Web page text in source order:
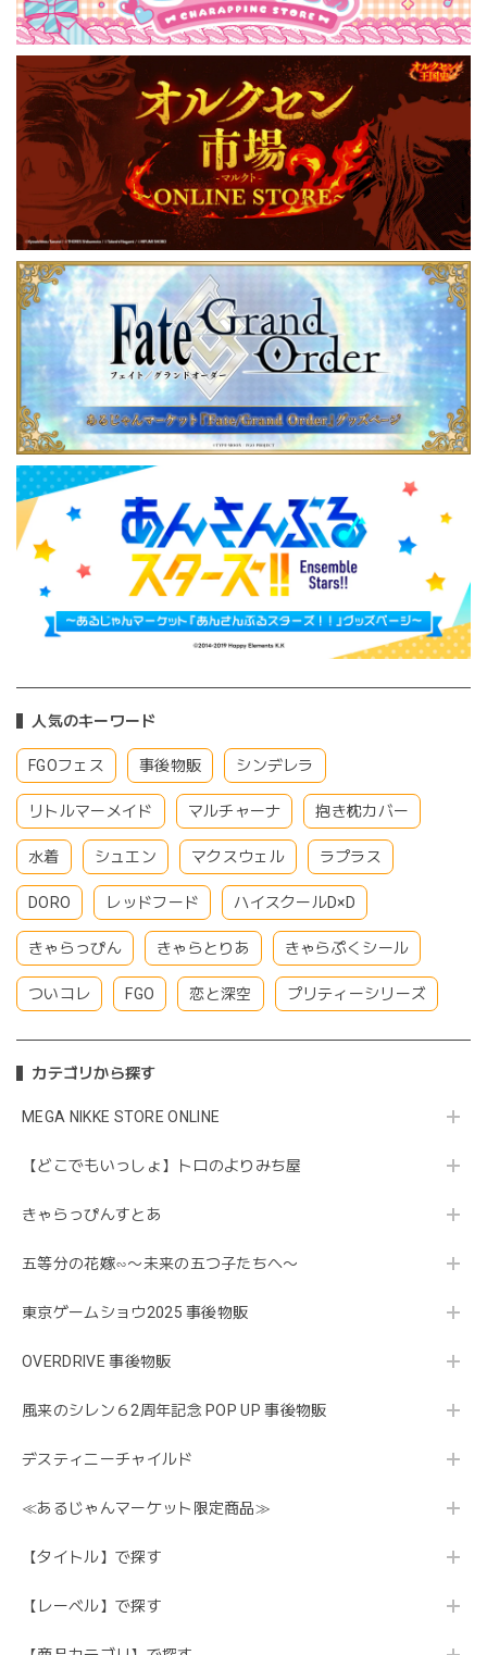
人気のキーワード
FGOフェス 事後物販 シンデレラ
リトルマーメイド マルチャーナ 抱き枕カバー
水着 シュエン マクスウェル ラプラス
DORO レッドフード ハイスクールD×D
きゃらっぴん きゃらとりあ きゃらぷくシール
ついコレ FGO 恋と深空 プリティーシリーズ
カテゴリから探す
MEGA NIKKE STORE ONLINE
【どこでもいっしょ】トロのよりみち屋
きゃらっぴんすとあ
五等分の花嫁∽〜未来の五つ子たちへ〜
東京ゲームショウ2025 事後物販
OVERDRIVE 事後物販
風来のシレン６2周年記念 POP UP 事後物販
デスティニーチャイルド
≪あるじゃんマーケット限定商品≫
【タイトル】で探す
【レーベル】で探す